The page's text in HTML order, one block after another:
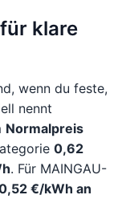
klare
wenn du feste,
nennt
Normalpreis
0,62
. Für MAINGAU-
€/kWh an